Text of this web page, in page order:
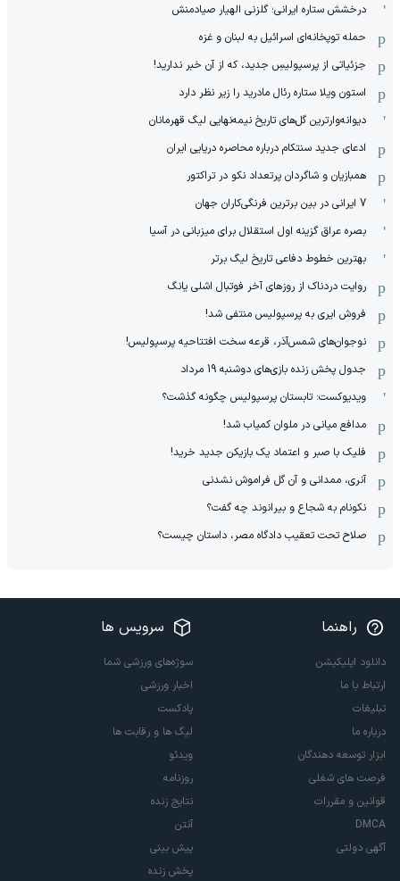
درخشش ستاره ایرانی؛ گلزنی الهیار صیادمنش
حمله توپخانه‌ای اسرائیل به لبنان و غزه
جزئیاتی از پرسپولیسِ جدید، که از آن ‌خبر ندارید!
استون ویلا ستاره رئال مادرید را زیر نظر دارد
دیوانه‌وارترین گل‌های تاریخ نیمه‌نهایی لیگ قهرمانان
ادعای جدید سنتکام درباره محاصره دریایی ایران
همبازیان و شاگردان پرتعداد نکو در تراکتور
7 ایرانی در بین برترین فرنگی‌کاران جهان
بصره عراق گزینه اول استقلال برای میزبانی در آسیا
بهترین خطوط دفاعی تاریخ لیگ برتر
روایت دردناک از روزهای آخر فوتبال اشلی یانگ
فروش ایری به پرسپولیس منتفی شد!
نوجوان‌های شمس‌آذر، قرعه سخت افتتاحیه پرسپولیس!
جدول پخش زنده بازی‌های دوشنبه 19 مرداد
ویدیوکست: تابستان پرسپولیس چگونه گذشت؟
مدافع میانی در ملوان کمیاب شد!
فلیک با صبر و اعتماد یک بازیکن جدید خرید!
آنری، ممدانی و آن گل فراموش نشدنی
نکونام به شجاع و بیرانوند چه گفت؟
صلاح تحت تعقیب دادگاه مصر، داستان چیست؟
راهنما
دانلود اپلیکیشن
ارتباط با ما
تبلیغات
درباره ما
ابزار توسعه دهندگان
فرصت های شغلی
قوانین و مقررات
DMCA
آگهی دولتی
سرویس ها
سوژه‌های ورزشی شما
اخبار ورزشی
پادکست
لیگ ها و رقابت ها
ویدئو
روزنامه
نتایج زنده
آنتن
پیش بینی
پخش زنده